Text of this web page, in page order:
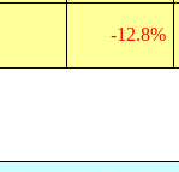
-12.8%